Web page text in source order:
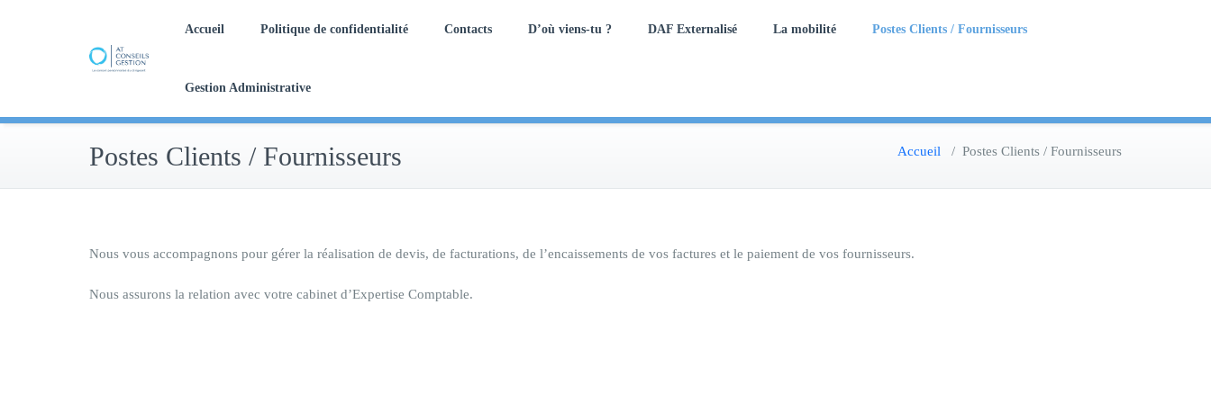
Accueil Politique de confidentialité Contacts D’où viens-tu ? DAF Externalisé La mobilité Postes Clients / Fournisseurs
Gestion Administrative
Postes Clients / Fournisseurs Accueil / Postes Clients / Fournisseurs
Nous vous accompagnons pour gérer la réalisation de devis, de facturations, de l’encaissements de vos factures et le paiement de vos fournisseurs.
Nous assurons la relation avec votre cabinet d’Expertise Comptable.